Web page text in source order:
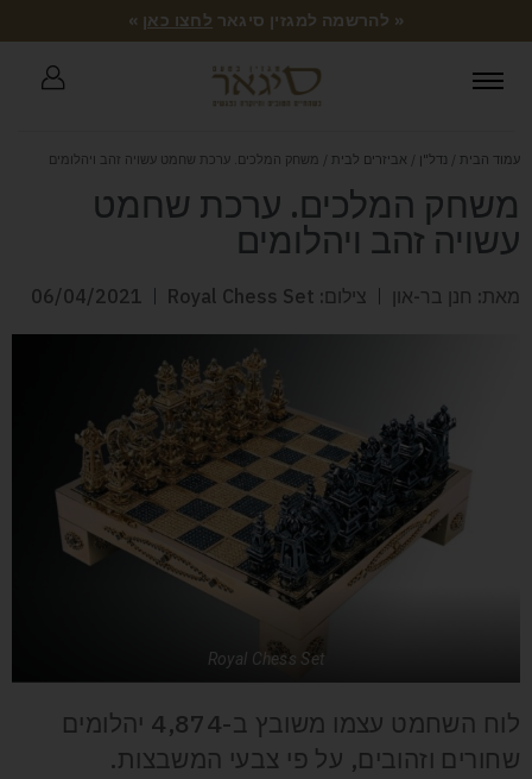
« להרשמה למגזין סיגאר לחצו כאן »
עמוד הבית / נדל"ן / אביזרים לבית / משחק המלכים. ערכת שחמט עשויה זהב ויהלומים
משחק המלכים. ערכת שחמט
עשויה זהב ויהלומים
מאת: חנן בר-און צילום: Royal Chess Set 06/04/2021
Royal Chess Set
לוח השחמט עצמו משובץ ב-4,874 יהלומים
שחורים וזהובים, על פי צבעי המשבצות.